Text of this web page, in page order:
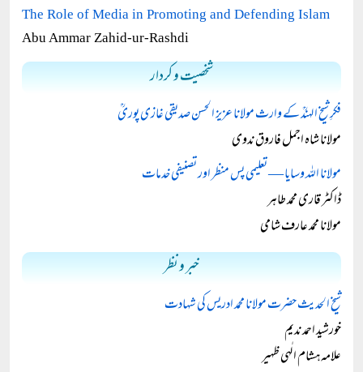
The Role of Media in Promoting and Defending Islam
Abu Ammar Zahid-ur-Rashdi
شخصیت و کردار
فکرِ شیخ الہندؒ کے وارث مولانا عزیز الحسن صدیقی غازی پوریؒ
مولانا شاہ اجمل فاروق ندوی
مولانا اللہ وسایا — تعلیمی پس منظر اور تصنیفی خدمات
ڈاکٹر قاری محمد طاہر
مولانا محمد عارف شامی
خبر و نظر
شیخ الحدیث حضرت مولانا محمد ادریس کی شہادت
خورشید احمد ندیم
علامہ ہشام الٰہی ظہیر